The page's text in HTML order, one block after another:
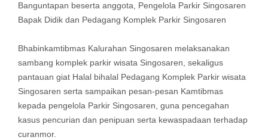
Banguntapan beserta anggota, Pengelola Parkir Singosaren
Bapak Didik dan Pedagang Komplek Parkir Singosaren
Bhabinkamtibmas Kalurahan Singosaren melaksanakan
sambang komplek parkir wisata Singosaren, sekaligus
pantauan giat Halal bihalal Pedagang Komplek Parkir wisata
Singosaren serta sampaikan pesan-pesan Kamtibmas
kepada pengelola Parkir Singosaren, guna pencegahan
kasus pencurian dan penipuan serta kewaspadaan terhadap
curanmor.